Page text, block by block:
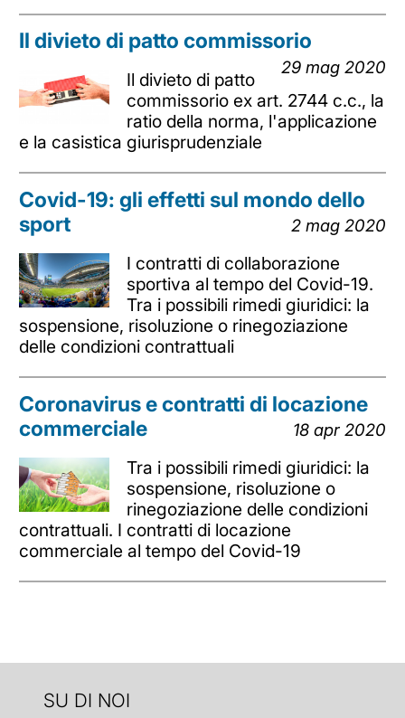
Il divieto di patto commissorio
29 mag 2020
Il divieto di patto
commissorio ex art. 2744 c.c., la
ratio della norma, l'applicazione
e la casistica giurisprudenziale
Covid-19: gli effetti sul mondo dello
sport
2 mag 2020
I contratti di collaborazione
sportiva al tempo del Covid-19.
Tra i possibili rimedi giuridici: la
sospensione, risoluzione o rinegoziazione
delle condizioni contrattuali
Coronavirus e contratti di locazione
commerciale
18 apr 2020
Tra i possibili rimedi giuridici: la
sospensione, risoluzione o
rinegoziazione delle condizioni
contrattuali. I contratti di locazione
commerciale al tempo del Covid-19
SU DI NOI